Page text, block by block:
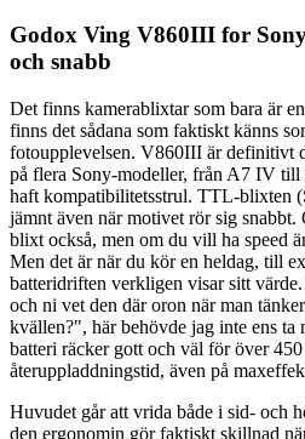
Godox Ving V860III for
och snabb
Det finns kamerablixtar som bara är
finns det sådana som faktiskt känns
fotoupplevelsen. V860III är definitivt
på flera Sony-modeller, från A7 IV
haft kompatibilitetsstrul. TTL-blixten
jämnt även när motivet rör sig snabbt.
blixt också, men om du vill ha speed
Men det är när du kör en heldag, till
batteridriften verkligen visar sitt
och ni vet den där oron när man
kvällen?", här behövde jag inte ens ta
batteri räcker gott och väl för över
återuppladdningstid, även på
Huvudet går att vrida både i sid- och
den ergonomin gör faktiskt skillnad